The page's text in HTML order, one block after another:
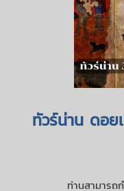
ทัวร์น่าน ดอ
ท่านสามารถ